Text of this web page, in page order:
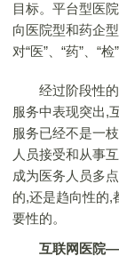
目标。平台型医
向医院型和药企
对“医”、“药”、“
经过阶段性的
服务中表现突出,
服务已经不是一
人员接受和从事
成为医务人员多
的,还是趋向性的,
要性的。
互联网医院